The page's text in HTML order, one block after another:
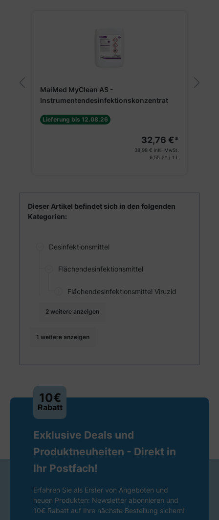
MaiMed MyClean AS -
Instrumentendesinfektionskonzentrat
Lieferung bis 12.08.26
32,76 €*
38,98 € inkl. MwSt.
6,55 €* / 1 L
Dieser Artikel befindet sich in den folgenden
Kategorien:
Desinfektionsmittel
Flächendesinfektionsmittel
Flächendesinfektionsmittel Viruzid
2 weitere anzeigen
1 weitere anzeigen
10€
Rabatt
Exklusive Deals und
Produktneuheiten - Direkt in
Ihr Postfach!
Erfahren Sie als Erster von Angeboten und
neuen Produkten: Newsletter abonnieren und
10€ Rabatt auf Ihre nächste Bestellung sichern!